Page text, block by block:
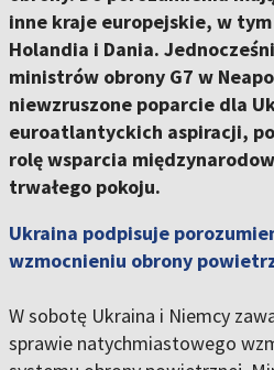
inne kraje europejskie, w
Holandia i Dania.
ministrów obrony G7 w
niewzruszone poparcie dla
euroatlantyckich aspiracji,
rolę wsparcia
trwałego pokoju.
Ukraina podpisuje
wzmocnieniu obrony
W sobotę Ukraina i Niemcy
sprawie natychmiastowego